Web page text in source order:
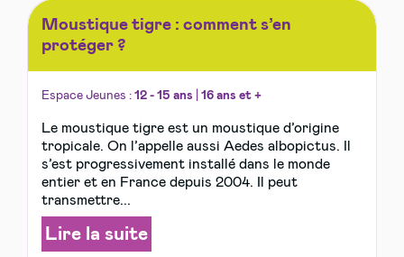
Moustique tigre : comment s’en
protéger ?
Espace Jeunes : 12 - 15 ans 16 ans et +
Le moustique tigre est un moustique d’origine
tropicale. On l’appelle aussi Aedes albopictus. Il
s’est progressivement installé dans le monde
entier et en France depuis 2004. Il peut
transmettre...
Lire la suite